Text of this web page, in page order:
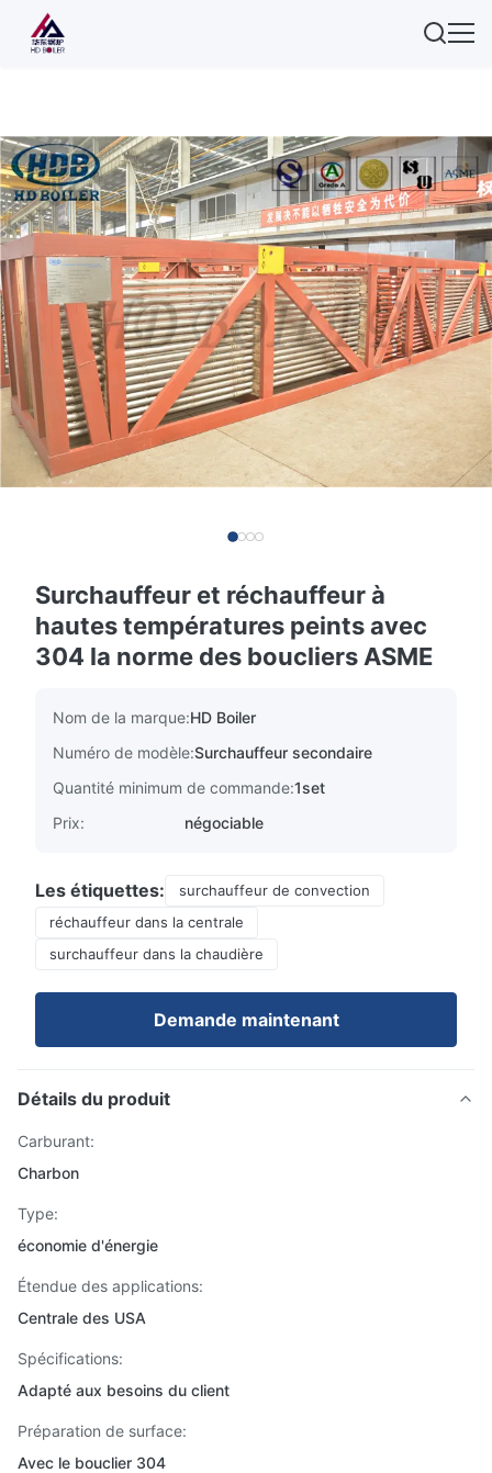
Surchauffeur et réchauffeur à
hautes températures peints avec
304 la norme des boucliers ASME
Nom de la marque:HD Boiler
Numéro de modèle:Surchauffeur secondaire
Quantité minimum de commande:1set
Prix:
négociable
Les étiquettes:
surchauffeur de convection
réchauffeur dans la centrale
surchauffeur dans la chaudière
Demande maintenant
Détails du produit
Carburant:
Charbon
Type:
économie d'énergie
Étendue des applications:
Centrale des USA
Spécifications:
Adapté aux besoins du client
Préparation de surface:
Avec le bouclier 304